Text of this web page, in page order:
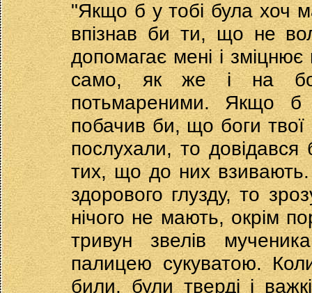
"Якщо б у тобі була хоч
впізнав би ти, що не
допомагає мені і
само, як же і на
потьмареними. Якщо б
побачив би, що боги твої
послухали, то
тих, що до них взивають.
здорового глузду, то
нічого не мають, окрім
тривун звелів
палицею сукуватою.
били, були тверді і